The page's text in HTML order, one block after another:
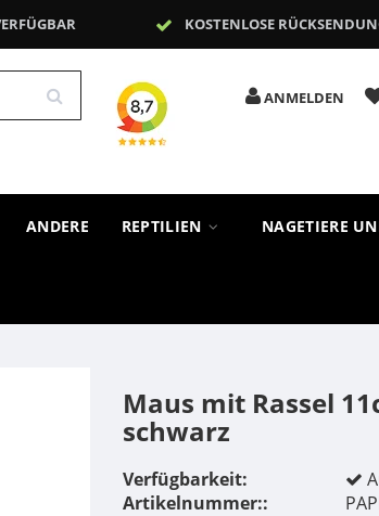
KOSTENLOSE
ANMELDEN
ANDERE REPTILIEN NAGETIERE
Maus mit Rassel
schwarz
Verfügbarkeit:
Artikelnummer::